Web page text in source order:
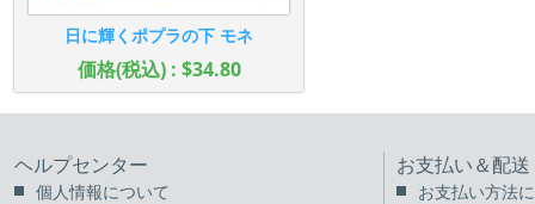
日に輝くポプラの下 モネ
価格(税込) : $34.80
ヘルプセンター
個人情報について
お支払い＆配送
お支払い方法